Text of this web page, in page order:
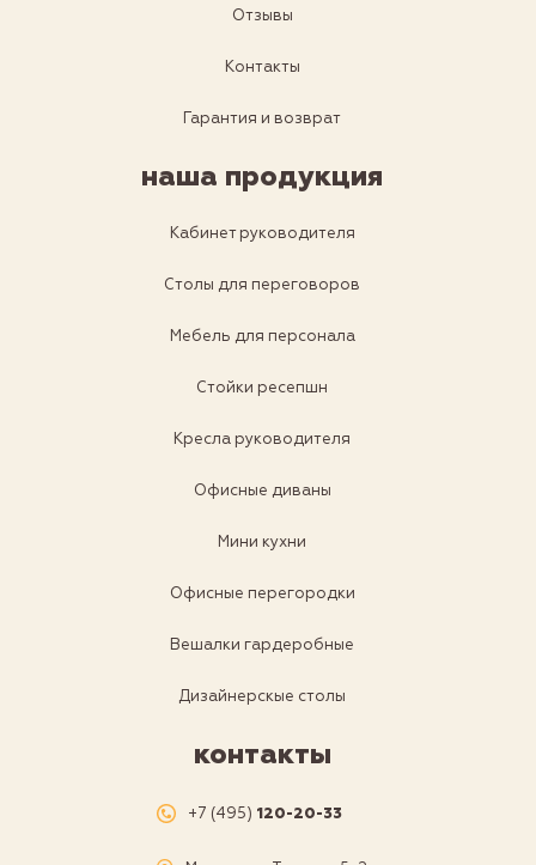
Отзывы
Контакты
Гарантия и возврат
наша продукция
Кабинет руководителя
Столы для переговоров
Мебель для персонала
Стойки ресепшн
Кресла руководителя
Офисные диваны
Мини кухни
Офисные перегородки
Вешалки гардеробные
Дизайнерскые столы
контакты
+7 (495) 120-20-33